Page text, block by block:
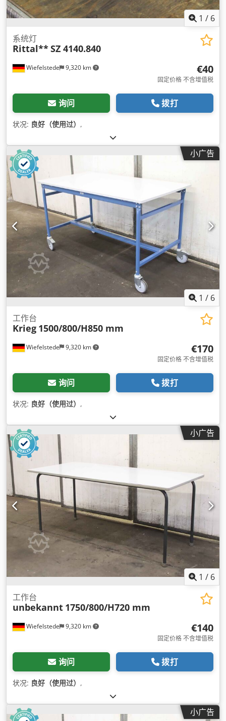
1 / 6
Wiefelstede 9,320 km
系统灯
Rittal**SZ 4140.840
€40
固定价格 不含增值税
询问 拨打
状况: 良好（使用过） ,
小广告
1 / 6
Wiefelstede 9,320 km
工作台
Krieg 1500/800/H850 mm
€170
固定价格 不含增值税
询问 拨打
状况: 良好（使用过） ,
小广告
1 / 6
Wiefelstede 9,320 km
工作台
unbekannt 1750/800/H720 mm
€140
固定价格 不含增值税
询问 拨打
状况: 良好（使用过） ,
小广告